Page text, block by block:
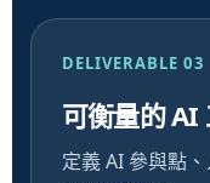
DELIVERABLE 03
可衡量的 AI
定義 AI 參與點